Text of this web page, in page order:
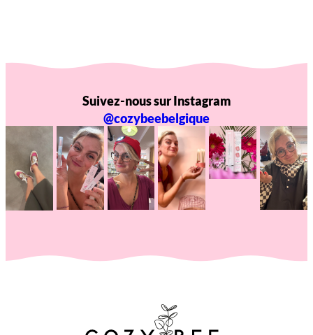
Suivez-nous sur Instagram
@cozybeebelgique